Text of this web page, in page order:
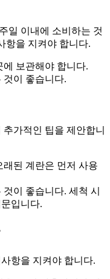
일 이내에 소비하는 것
항을 지켜야 합니다.
보관해야 합니다.
것이 좋습니다.
가적인 팁을 제안합니
된 계란은 먼저 사용
이 좋습니다. 세척 시
입니다.
항을 지켜야 합니다.